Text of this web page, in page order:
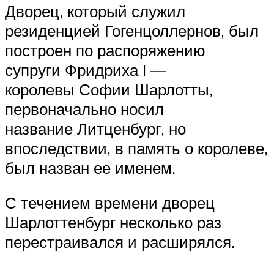
Дворец, который служил
резиденцией Гогенцоллернов, был
построен по распоряжению
супруги Фридриха I —
королевы Софии Шарлотты,
первоначально носил
название Литценбург, но
впоследствии, в память о королеве,
был назван ее именем.
С течением времени дворец
Шарлоттенбург несколько раз
перестраивался и расширялся.